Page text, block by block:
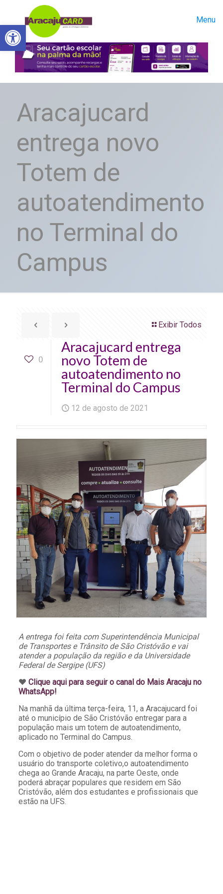
Abrir a barra de ferramentas
Menu
Aracajucard
entrega novo
Totem de
autoatendimento
no Terminal do
Campus
Exibir Todos
0
Aracajucard entrega
novo Totem de
autoatendimento no
Terminal do Campus
12 de agosto de 2021
A entrega foi feita com Superintendência Municipal
de Transportes e Trânsito de São Cristóvão e vai
atender a população da região e da Universidade
Federal de Sergipe (UFS)
♥️ Clique aqui para seguir o canal do Mais Aracaju no
WhatsApp!
Na manhã da última terça-feira, 11, a Aracajucard foi
até o município de São Cristóvão entregar para a
população mais um totem de autoatendimento,
aplicado no Terminal do Campus.
Com o objetivo de poder atender da melhor forma o
usuário do transporte coletivo,o autoatendimento
chega ao Grande Aracaju, na parte Oeste, onde
poderá abraçar populares que residem em São
Cristóvão, além dos estudantes e profissionais que
estão na UFS.